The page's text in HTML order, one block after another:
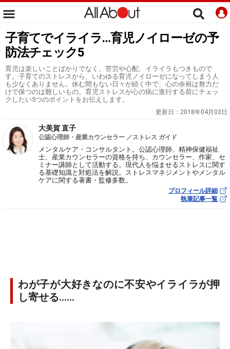
子育てでイライラ…育児ノイローゼの予
防法チェック5
育児は楽しいことばかりでなく、苦労や心配、イライラもつきもので
す。子育てのストレスから、いわゆる育児ノイローゼになってしまう人
も少なくありません。休む間もない日々が続く中で、心の余裕は努力だ
けで保つのは難しいもの。育児ストレスが心の病に進行する前にチェッ
クしたい5つのポイントをお伝えします。
更新日： 2018年04月03日
大美賀 直子
公認心理師・産業カウンセラー ／ストレス ガイド
メンタルケア・コンサルタント。公認心理師、精神保健福祉
士、産業カウンセラーの資格を持ち、カウンセラー、作家、セ
ミナー講師として活動する。現代人を悩ませるストレスに関す
る基礎知識と対処法を解説。ストレスマネジメントやメンタル
ケアに関する著書・監修多数。
プロフィール詳細
執筆記事一覧
わが子が大好きなのに不安やイライラが押
し寄せる……